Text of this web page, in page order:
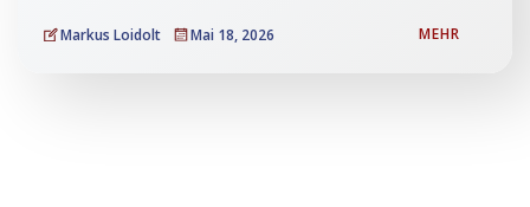
Markus Loidolt Mai 18, 2026 MEHR